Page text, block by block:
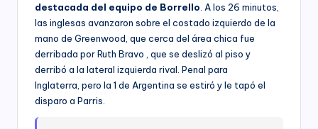
destacada del equipo de Borrello . A los 26 minutos,
las inglesas avanzaron sobre el costado izquierdo de la
mano de Greenwood, que cerca del área chica fue
derribada por Ruth Bravo , que se deslizó al piso y
derribó a la lateral izquierda rival. Penal para
Inglaterra, pero la 1 de Argentina se estiró y le tapó el
disparo a Parris.